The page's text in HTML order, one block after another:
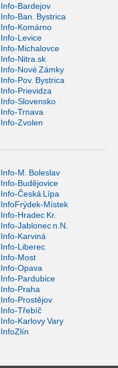
Info-Bardejov
Info-Ban. Bystrica
Info-Komárno
Info-Levice
Info-Michalovce
Info-Nitra.sk
Info-Nové Zámky
Info-Pov. Bystrica
Info-Prievidza
Info-Slovensko
Info-Trnava
Info-Zvolen
Info-M. Boleslav
Info-Budějovice
Info-Česká Lípa
InfoFrýdek-Místek
Info-Hradec Kr.
Info-Jablonec n.N.
Info-Karviná
Info-Liberec
Info-Most
Info-Opava
Info-Pardubice
Info-Praha
Info-Prostějov
Info-Třebíč
Info-Karlovy Vary
InfoZlín